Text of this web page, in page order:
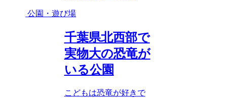
公園・遊び場
千葉県北西部で
実物大の恐竜が
いる公園
こどもは恐竜が好きで